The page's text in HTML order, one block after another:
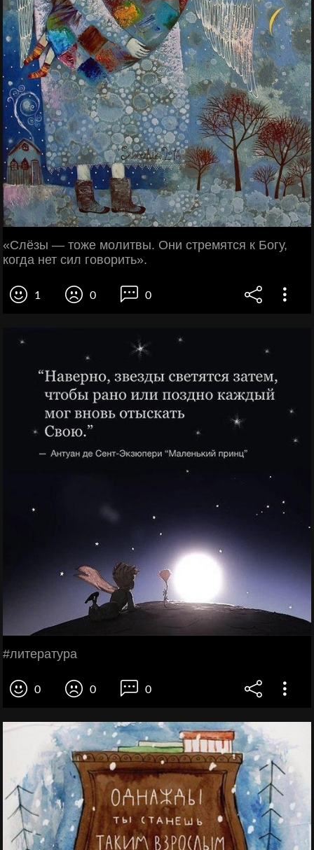
«Слёзы — тоже молитвы. Они стремятся к Богу,
когда нет сил говорить».
1 0 0
#литература
0 0 0